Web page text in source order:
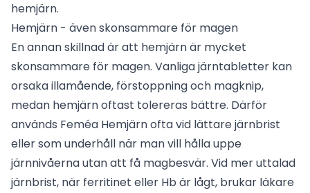
hemjärn.
Hemjärn - även skonsammare för magen
En annan skillnad är att hemjärn är mycket
skonsammare för magen. Vanliga järntabletter kan
orsaka illamående, förstoppning och magknip,
medan hemjärn oftast tolereras bättre. Därför
används Feméa Hemjärn ofta vid lättare järnbrist
eller som underhåll när man vill hålla uppe
järnnivåerna utan att få magbesvär. Vid mer uttalad
järnbrist, när ferritinet eller Hb är lågt, brukar läkare